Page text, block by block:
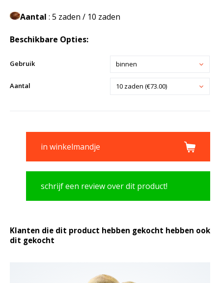
Aantal : 5 zaden / 10 zaden
Beschikbare Opties:
Gebruik binnen
Aantal 10 zaden (€73.00)
in winkelmandje
schrijf een review over dit product!
Klanten die dit product hebben gekocht hebben ook
dit gekocht